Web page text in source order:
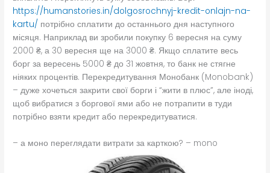
https://humanstories.in/dolgosrochnyj-kredit-onlajn-na-
kartu/ потрібно сплатити до останнього дня наступного
місяця. Наприклад ви зробили покупку 6 вересня на суму
2000 ₴, а 30 вересня ще на 3000 ₴. Якщо сплатите весь
борг за вересень 5000 ₴ до 31 жовтня, то банк не стягне
ніяких процентів. Перекредитування Монобанк (Monobank)
– дуже хочеться закрити свої борги і “жити в плюс”, але іноді,
щоб вибратися з боргової ями або не потрапити в туди
потрібно взяти кредит або перекредитуватися.
– а моно переглядати витрати за карткою? – mono